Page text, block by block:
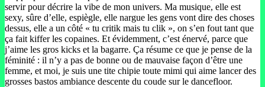
servir pour décrire la vibe de mon univers. Ma musique, elle est
sexy, sûre d’elle, espiègle, elle nargue les gens vont dire des choses
dessus, elle a un côté « tu critik mais tu clik », on s’en fout tant que
ça fait kiffer les copaines. Et évidemment, c’est énervé, parce que
j’aime les gros kicks et la bagarre. Ça résume ce que je pense de la
féminité : il n’y a pas de bonne ou de mauvaise façon d’être une
femme, et moi, je suis une tite chipie toute mimi qui aime lancer des
grosses bastos ambiance descente du coude sur le dancefloor.